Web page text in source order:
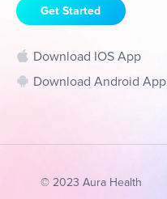
Get Started
Download IOS App
Download Android App
© 2023 Aura Health